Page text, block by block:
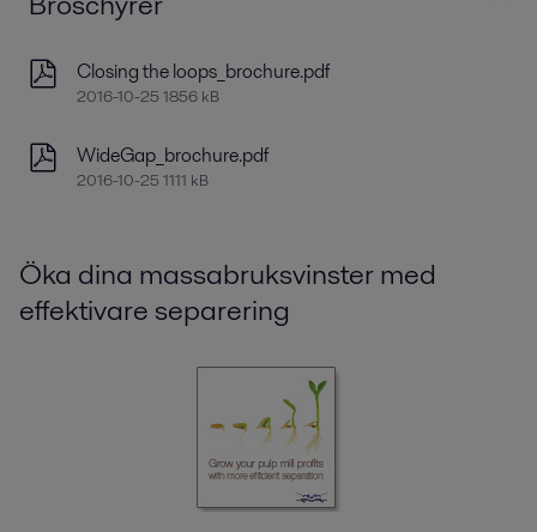
Closing the loops_brochure.pdf
2016-10-25 1856 kB
WideGap_brochure.pdf
2016-10-25 1111 kB
Öka dina massabruksvinster med
effektivare separering